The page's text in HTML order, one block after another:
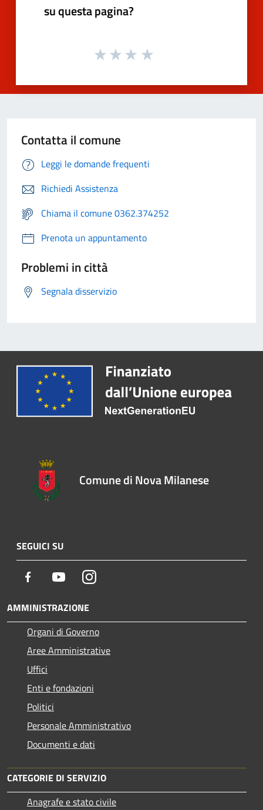
su questa pagina?
Contatta il comune
Leggi le domande frequenti
Richiedi Assistenza
Chiama il comune 0362.374252
Prenota un appuntamento
Problemi in città
Segnala disservizio
Comune di Nova Milanese
SEGUICI SU
Facebook YoutubeInstagram
AMMINISTRAZIONE
Organi di Governo
Aree Amministrative
Uffici
Enti e fondazioni
Politici
Personale Amministrativo
Documenti e dati
CATEGORIE DI SERVIZIO
Anagrafe e stato civile